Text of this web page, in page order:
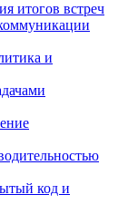
итогов встреч
и
код и